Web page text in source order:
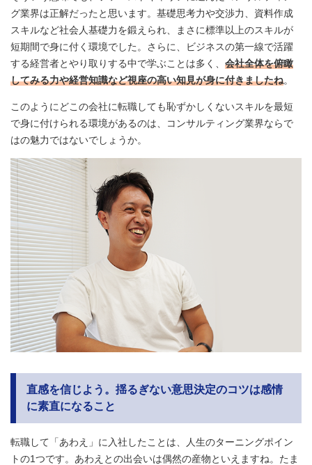
グ業界は正解だったと思います。基礎思考力や交渉力、資料作成
スキルなど社会人基礎力を鍛えられ、まさに標準以上のスキルが
短期間で身に付く環境でした。さらに、ビジネスの第一線で活躍
する経営者とやり取りする中で学ぶことは多く、 会社全体を俯瞰
してみる力や経営知識など視座の高い知見が身に付きましたね。
このようにどこの会社に転職しても恥ずかしくないスキルを最短
で身に付けられる環境があるのは、コンサルティング業界ならで
はの魅力ではないでしょうか。
直感を信じよう。揺るぎない意思決定のコツは感情
に素直になること
転職して「あわえ」に入社したことは、人生のターニングポイン
トの1つです。あわえとの出会いは偶然の産物といえますね。たま